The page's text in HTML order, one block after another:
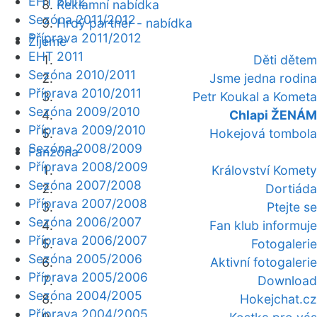
Reklamní nabídka
Hrdý partner - nabídka
Žijeme
Děti dětem
Jsme jedna rodina
Petr Koukal a Kometa
Chlapi ŽENÁM
Hokejová tombola
Fanzóna
Království Komety
Dortiáda
Ptejte se
Fan klub informuje
Fotogalerie
Aktivní fotogalerie
Download
Hokejchat.cz
Sezóna 2011/2012
Příprava 2011/2012
EHT 2011
Sezóna 2010/2011
Příprava 2010/2011
Sezóna 2009/2010
Příprava 2009/2010
Sezóna 2008/2009
Příprava 2008/2009
Sezóna 2007/2008
Příprava 2007/2008
Sezóna 2006/2007
Příprava 2006/2007
Sezóna 2005/2006
Příprava 2005/2006
Sezóna 2004/2005
Příprava 2004/2005